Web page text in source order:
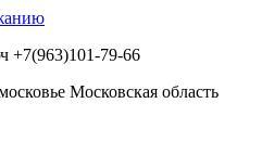
+7(963)101-79-66